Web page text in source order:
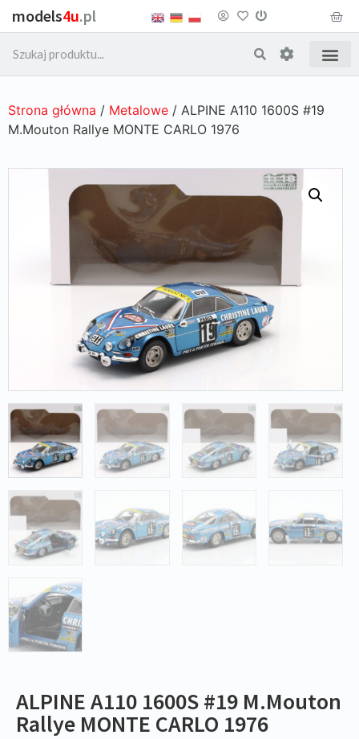
models4u.pl
Strona główna / Metalowe / ALPINE A110 1600S #19
M.Mouton Rallye MONTE CARLO 1976
ALPINE A110 1600S #19 M.Mouton
Rallye MONTE CARLO 1976